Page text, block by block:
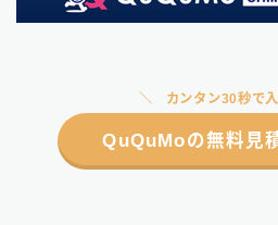
カンタン30秒で
QuQuMoの無料見